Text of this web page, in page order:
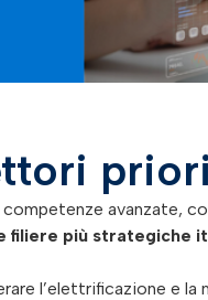
avanzate,
filiere più strategiche
l’elettrificazione e